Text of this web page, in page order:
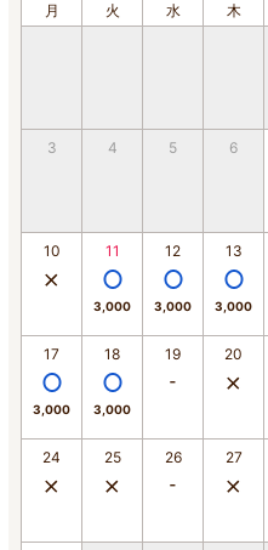
月 火 水 木
3 4 5 6
10 11
3,000
12
3,000
13
3,000
17
3,000
18
3,000
19 20
24 25 26 27